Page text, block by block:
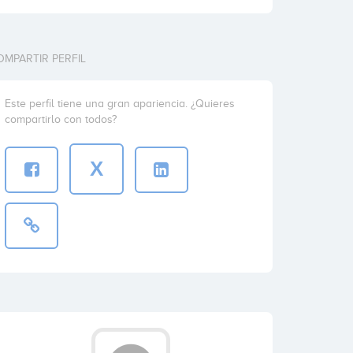
PERFIL
Este perfil tiene una gran apariencia. ¿Quieres
compartirlo con todos?
X